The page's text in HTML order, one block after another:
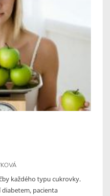
každého typu cukrovky.
pacienta